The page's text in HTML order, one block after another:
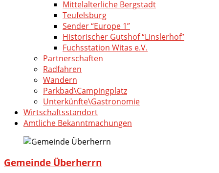
Mittelalterliche Bergstadt
Teufelsburg
Sender “Europe 1”
Historischer Gutshof “Linslerhof”
Fuchsstation Witas e.V.
Partnerschaften
Radfahren
Wandern
Parkbad\Campingplatz
Unterkünfte\Gastronomie
Wirtschaftsstandort
Amtliche Bekanntmachungen
Gemeinde Überherrn